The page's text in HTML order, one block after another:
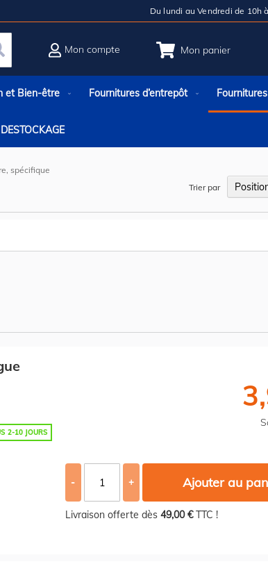
Du lundi au Vendredi de 10h
Mon panier
Rechercher
Mon compte
et Bien-être Fournitures d’entrepôt
DESTOCKAGE
spécifique
Trier par
2-10 JOURS
- + Ajouter au
Livraison offerte dès 49,00 €TTC !